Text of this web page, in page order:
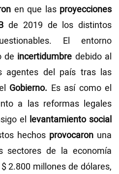
en que las proyecciones
de 2019 de los distintos
El entorno
de incertidumbre debido al
agentes del país tras las
Gobierno. Es así como el
a las reformas legales
el levantamiento social
hechos provocaronuna
sectores de la economía
2.800 millones de dólares,